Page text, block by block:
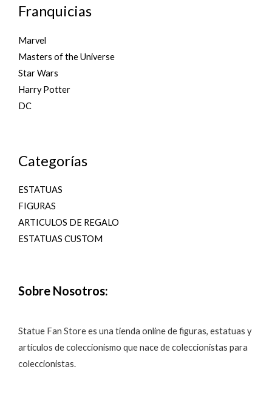
Franquicias
Marvel
Masters of the Universe
Star Wars
Harry Potter
DC
Categorías
ESTATUAS
FIGURAS
ARTICULOS DE REGALO
ESTATUAS CUSTOM
Sobre Nosotros:
Statue Fan Store es una tienda online de figuras, estatuas y
artículos de coleccionismo que nace de coleccionistas para
coleccionistas.